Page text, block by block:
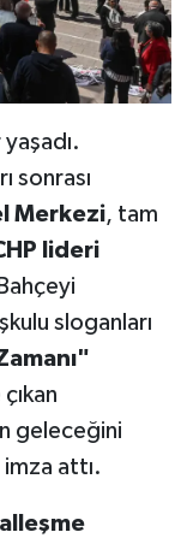
sonrası
Merkezi, tam
lideri
sloganları
geleceğini
attı.